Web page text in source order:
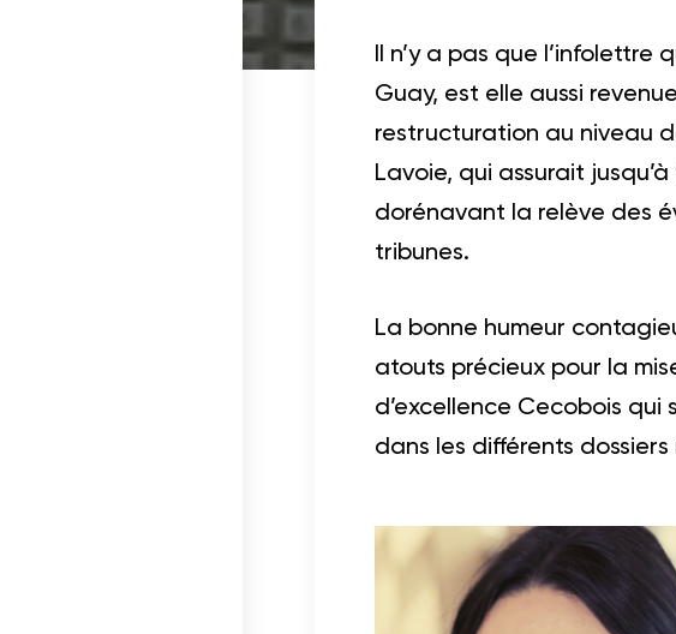
Il n’y a pas que
Guay, est elle aussi
restructuration au niveau
Lavoie, qui assurait
dorénavant la relève des
tribunes.
La bonne humeur
atouts précieux pour la
d’excellence Cecobois
dans les différents